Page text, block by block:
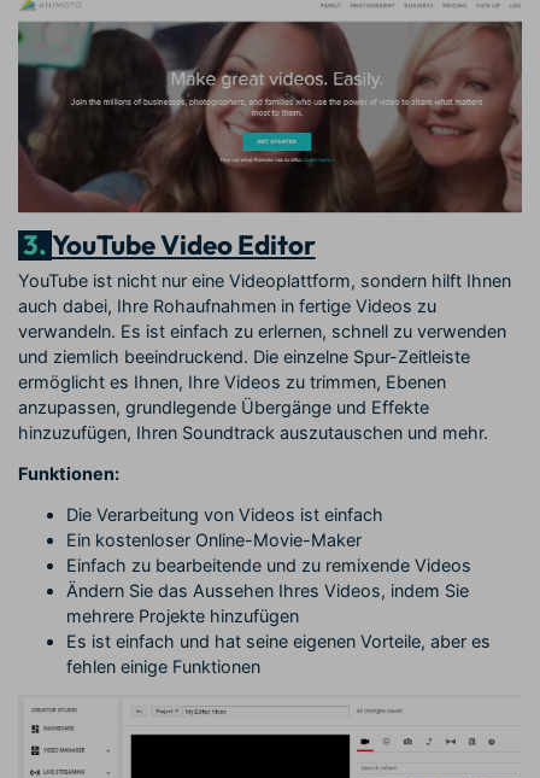
3.YouTube Video Editor
YouTube ist nicht nur eine Videoplattform, sondern hilft Ihnen
auch dabei, Ihre Rohaufnahmen in fertige Videos zu
verwandeln. Es ist einfach zu erlernen, schnell zu verwenden
und ziemlich beeindruckend. Die einzelne Spur-Zeitleiste
ermöglicht es Ihnen, Ihre Videos zu trimmen, Ebenen
anzupassen, grundlegende Übergänge und Effekte
hinzuzufügen, Ihren Soundtrack auszutauschen und mehr.
Funktionen:
Die Verarbeitung von Videos ist einfach
Ein kostenloser Online-Movie-Maker
Einfach zu bearbeitende und zu remixende Videos
Ändern Sie das Aussehen Ihres Videos, indem Sie
mehrere Projekte hinzufügen
Es ist einfach und hat seine eigenen Vorteile, aber es
fehlen einige Funktionen